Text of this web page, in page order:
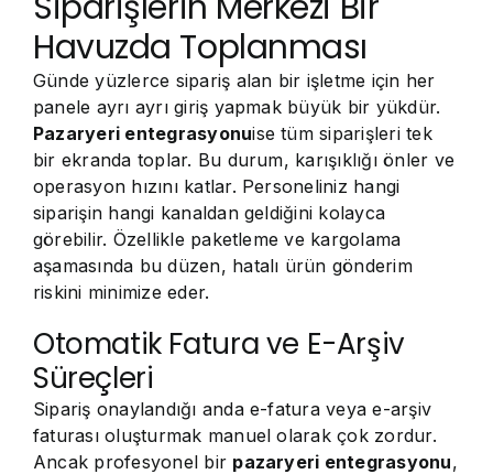
Havuzda Toplanması
Günde yüzlerce sipariş alan bir işletme için her
panele ayrı ayrı giriş yapmak büyük bir yükdür.
Pazaryeri entegrasyonuise tüm siparişleri tek
bir ekranda toplar. Bu durum, karışıklığı önler ve
operasyon hızını katlar. Personeliniz hangi
siparişin hangi kanaldan geldiğini kolayca
görebilir. Özellikle paketleme ve kargolama
aşamasında bu düzen, hatalı ürün gönderim
riskini minimize eder.
Otomatik Fatura ve E-Arşiv
Süreçleri
Sipariş onaylandığı anda e-fatura veya e-arşiv
faturası oluşturmak manuel olarak çok zordur.
Ancak profesyonel bir pazaryeri entegrasyonu,